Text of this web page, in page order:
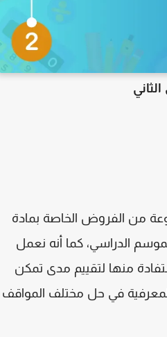
من الفروض الخاصة بمادة
الدراسي، كما أنه نعمل
منها لتقييم مدى تمكن
المعرفية في حل مختلف المواقف